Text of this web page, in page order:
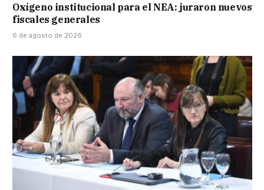
Oxígeno institucional para el NEA: juraron nuevos
fiscales generales
6 de agosto de 2026